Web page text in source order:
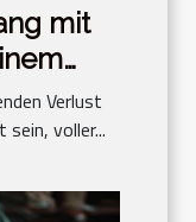
mit
Verlust
voller...